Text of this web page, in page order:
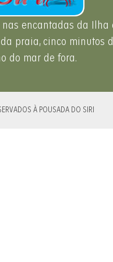
encantadas da Ilha
praia, cinco minutos
do mar de fora.
À POUSADA DO SIRI